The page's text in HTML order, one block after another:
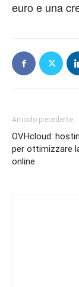
euro e una
Articolo precedente
OVHcloud:
per ottimizzare
online